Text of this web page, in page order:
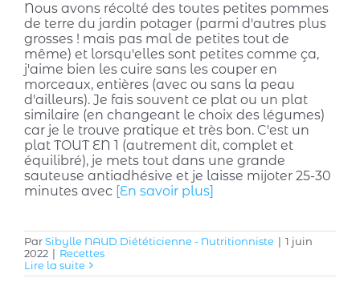
Nous avons récolté des toutes petites pommes
de terre du jardin potager (parmi d'autres plus
grosses ! mais pas mal de petites tout de
même) et lorsqu'elles sont petites comme ça,
j'aime bien les cuire sans les couper en
morceaux, entières (avec ou sans la peau
d'ailleurs). Je fais souvent ce plat ou un plat
similaire (en changeant le choix des légumes)
car je le trouve pratique et très bon. C'est un
plat TOUT EN 1 (autrement dit, complet et
équilibré), je mets tout dans une grande
sauteuse antiadhésive et je laisse mijoter 25-30
minutes avec [En savoir plus]
ParSibylle NAUD Diététicienne - Nutritionniste | 1 juin
2022 | Recettes
Lire la suite